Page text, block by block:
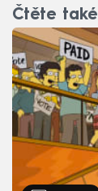
Čtěte také